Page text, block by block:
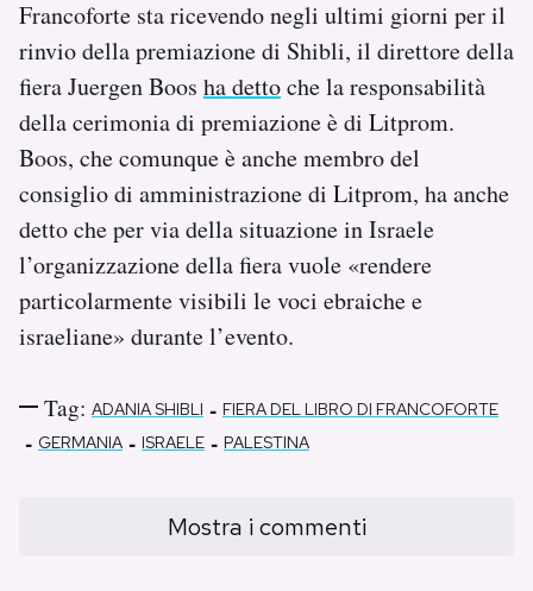
Francoforte sta ricevendo negli ultimi giorni per il
rinvio della premiazione di Shibli, il direttore della
fiera Juergen Boos ha dettoche la responsabilità
della cerimonia di premiazione è di Litprom.
Boos, che comunque è anche membro del
consiglio di amministrazione di Litprom, ha anche
detto che per via della situazione in Israele
l’organizzazione della fiera vuole «rendere
particolarmente visibili le voci ebraiche e
israeliane» durante l’evento.
Tag: ADANIA SHIBLI - FIERA DEL LIBRO DI FRANCOFORTE
- GERMANIA - ISRAELE - PALESTINA
Mostra i commenti